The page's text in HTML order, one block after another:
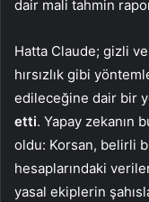
dair mali tahmin
Hatta Claude; gizli
hırsızlık gibi
edileceğine dair bir
etti. Yapay zekanın
oldu: Korsan, belirli
hesaplarındaki
yasal ekiplerin